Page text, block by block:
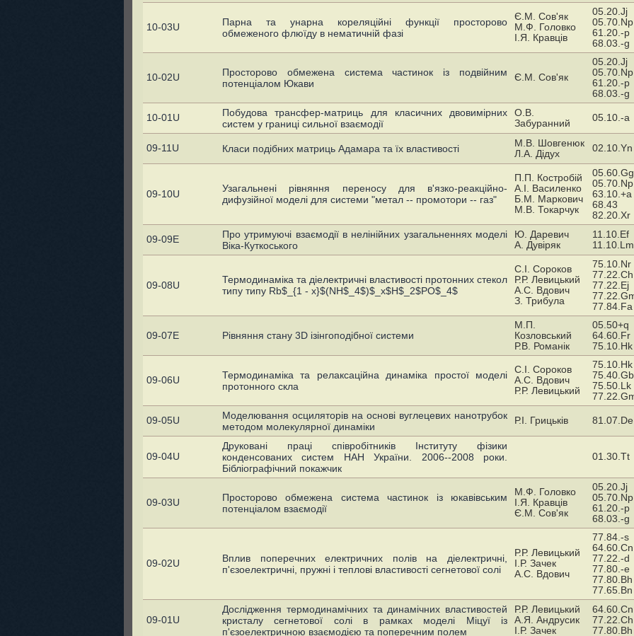
10-03U
Парна та унарна кореляційні функції просторово
обмеженого флюїду в нематичній фазі
Є.М. Сов'як
М.Ф. Головко
І.Я. Кравців
05.20.Jj
05.70.Np
61.20.-p
68.03.-g
10-02U
Просторово обмежена система частинок із подвійним
потенціалом Юкави
Є.М. Сов'як
05.20.Jj
05.70.Np
61.20.-p
68.03.-g
10-01U
Побудова трансфер-матриць для класичних двовимірних
систем у границі сильної взаємодії
О.В.
Забуранний
05.10.-a
09-11U Класи подібних матриць Адамара та їх властивості
М.В. Шовгенюк
Л.А. Дідух
02.10.Yn
09-10U
Узагальнені рівняння переносу для в'язко-реакційно-
дифузійної моделі для системи "метал -- промотори -- газ"
П.П. Костробій
А.І. Василенко
Б.М. Маркович
М.В. Токарчук
05.60.Gg
05.70.Np
63.10.+a
68.43
82.20.Xr
09-09E
Про утримуючі взаємодії в нелінійних узагальненнях моделі
Віка-Куткоського
Ю. Даревич
А. Дувіряк
11.10.Ef
11.10.Lm
09-08U
Термодинаміка та діелектричні властивості протонних стекол
типу типу Rb$_{1 - x}$(NH$_4$)$_x$H$_2$PO$_4$
С.І. Сороков
Р.Р. Левицький
А.С. Вдович
З. Трибула
75.10.Nr
77.22.Ch
77.22.Ej
77.84.Fa
09-07E Рівняння стану 3D ізінгоподібної системи
М.П.
Козловський
Р.В. Романік
05.50+q
64.60.Fr
75.10.Hk
09-06U
Термодинаміка та релаксаційна динаміка простої моделі
протонного скла
С.І. Сороков
А.С. Вдович
Р.Р. Левицький
75.10.Hk
75.40.Gb
75.50.Lk
09-05U
Моделювання осциляторів на основі вуглецевих нанотрубок
методом молекулярної динаміки
Р.І. Грицьків 81.07.De
09-04U
Друковані праці співробітників Інституту фізики
конденсованих систем НАН України. 2006--2008 роки.
Бібліографічний покажчик
01.30.Tt
09-03U
Просторово обмежена система частинок із юкавівським
потенціалом взаємодії
М.Ф. Головко
І.Я. Кравців
Є.М. Сов'як
05.20.Jj
05.70.Np
61.20.-p
68.03.-g
09-02U
Вплив поперечних електричних полів на діелектричні,
п'єзоелектричні, пружні і теплові властивості сегнетової солі
Р.Р. Левицький
І.Р. Зачек
А.С. Вдович
77.84.-s
64.60.Cn
77.22.-d
77.80.-e
77.80.Bh
77.65.Bn
09-01U
Дослідження термодинамічних та динамічних властивостей
кристалу сегнетової солі в рамках моделі Міцуї із
п'єзоелектричною взаємодією та поперечним полем
Р.Р. Левицький
А.Я. Андрусик
І.Р. Зачек
64.60.Cn
77.22.Ch
77.80.Bh